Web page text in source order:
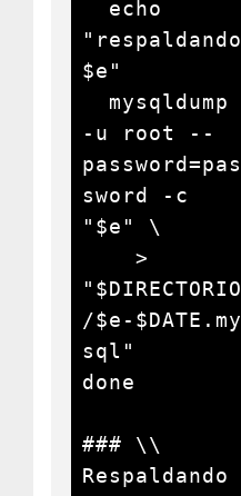
"respaldando
$e"
-u root --
password=pas
sword -c
"$e" \
"$DIRECTORIO
/$e-$DATE.my
sql"
done
### \\
Respaldando